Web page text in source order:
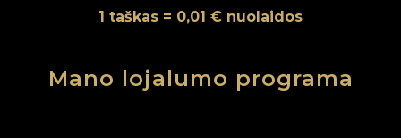
1 taškas = 0,01 € nuolaidos
Mano lojalumo programa